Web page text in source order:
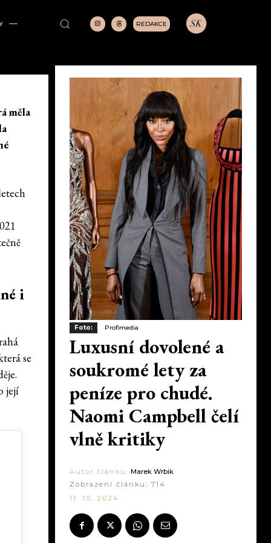
REDAKCE
měla
i
se
její
Foto: Profimedia
Luxusní dovolené a
soukromé lety za
peníze pro chudé.
Naomi Campbell čelí
vlně kritiky
Autor článku: Marek Wrbik
Zobrazení článku: 714
11. 10. 2024